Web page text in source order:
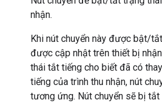
nhận.
Khi nút chuyển này được bật/
được cập nhật trên thiết bị
thái tắt tiếng cho biết đã có
tiếng của trình thu nhận, nút
tương ứng. Nút chuyển sẽ bị